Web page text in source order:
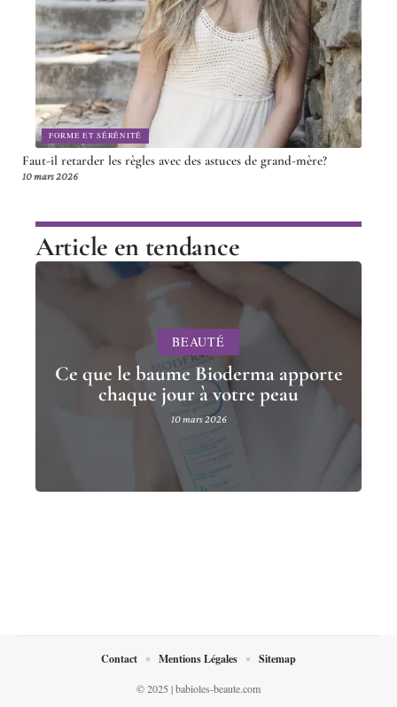
FORME ET SÉRÉNITÉ
Faut-il retarder les règles avec des astuces de grand-mère?
10 mars 2026
Article en tendance
BEAUTÉ
Ce que le baume Bioderma apporte
chaque jour à votre peau
10 mars 2026
© 2025 | babioles-beaute.com
Contact Mentions Légales Sitemap